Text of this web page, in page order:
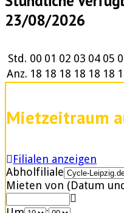
23/08/2026
Std. 00 01 02 03 04 05
Anz. 18 18 18 18 18 18
Mietzeitraum
Filialen anzeigen
Abholfiliale
Mieten von (Datum